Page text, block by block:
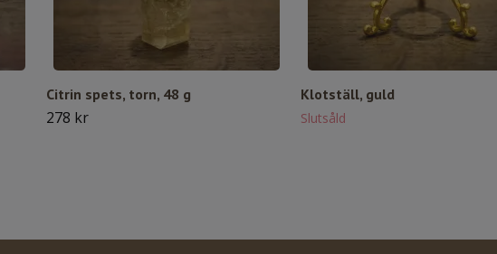
Citrin spets, torn, 48 g
278 kr
Klotställ, guld
Slutsåld